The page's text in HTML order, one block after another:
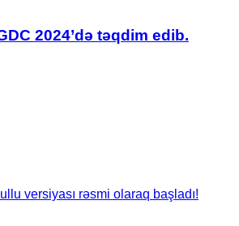
2024’də təqdim edib.
versiyası rəsmi olaraq başladı!